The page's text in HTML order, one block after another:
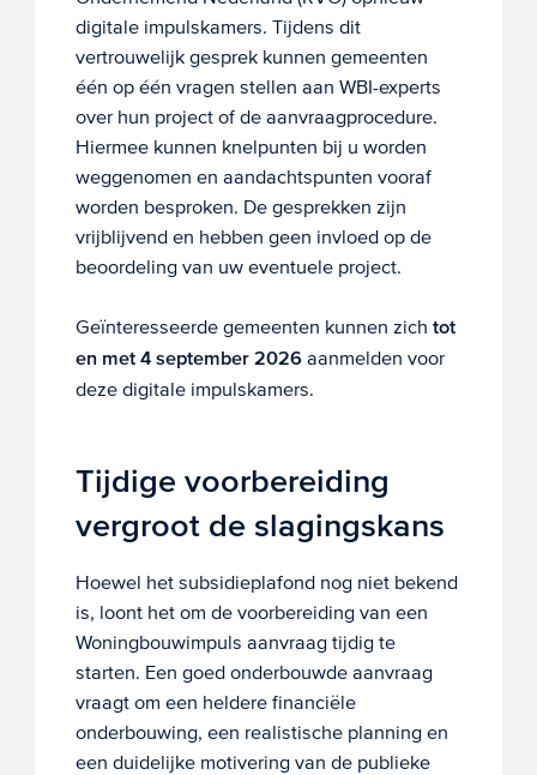
digitale impulskamers. Tijdens dit
vertrouwelijk gesprek kunnen gemeenten
één op één vragen stellen aan WBI-experts
over hun project of de aanvraagprocedure.
Hiermee kunnen knelpunten bij u worden
weggenomen en aandachtspunten vooraf
worden besproken. De gesprekken zijn
vrijblijvend en hebben geen invloed op de
beoordeling van uw eventuele project.
Geïnteresseerde gemeenten kunnen zich tot
en met 4 september 2026aanmelden voor
deze digitale impulskamers.
Tijdige voorbereiding
vergroot de slagingskans
Hoewel het subsidieplafond nog niet bekend
is, loont het om de voorbereiding van een
Woningbouwimpuls aanvraag tijdig te
starten. Een goed onderbouwde aanvraag
vraagt om een heldere financiële
onderbouwing, een realistische planning en
een duidelijke motivering van de publieke